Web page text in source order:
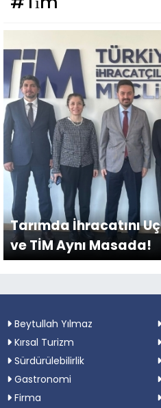
Tarımda İhracatını
ve TİM Aynı Masada!
Beytullah Yılmaz
Kırsal Turizm
Sürdürülebilirlik
Gastronomi
Firma